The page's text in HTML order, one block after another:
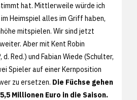
hat. Mittlerweile würde ich
Heimspiel alles im Griff haben,
mitspielen. Wir sind jetzt
Aber mit Kent Robin
d. Red.) und Fabian Wiede (Schulter,
Spieler auf einer Kernposition
zu ersetzen. Die Füchse gehen
Millionen Euro in die Saison.